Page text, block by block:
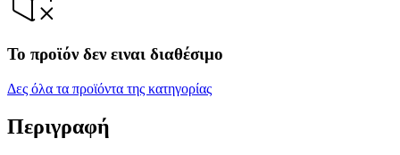
Το προϊόν δεν ειναι διαθέσιμο
Δες όλα τα προϊόντα της κατηγορίας
Περιγραφή